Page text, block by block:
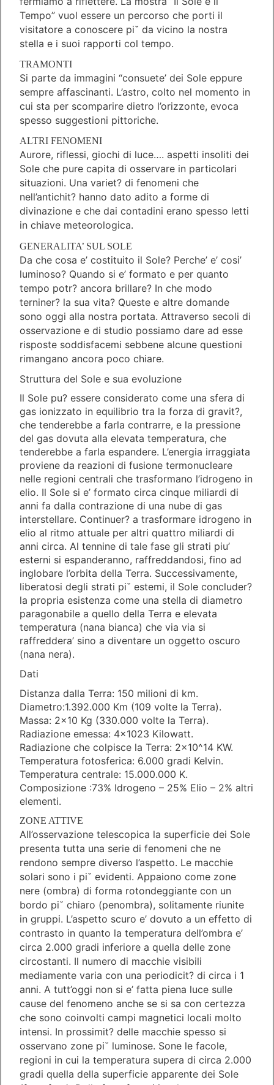
Tempo” vuol essere un percorso che porti il
visitatore a conoscere pi˘ da vicino la nostra
stella e i suoi rapporti col tempo.
TRAMONTI
Si parte da immagini “consuete’ dei Sole eppure
sempre affascinanti. L’astro, colto nel momento in
cui sta per scomparire dietro l’orizzonte, evoca
spesso suggestioni pittoriche.
ALTRI FENOMENI
Aurore, riflessi, giochi di luce…. aspetti insoliti dei
Sole che pure capita di osservare in particolari
situazioni. Una variet? di fenomeni che
nell’antichit? hanno dato adito a forme di
divinazione e che dai contadini erano spesso letti
in chiave meteorologica.
GENERALITA’ SUL SOLE
Da che cosa e’ costituito il Sole? Perche’ e’ cosi’
luminoso? Quando si e’ formato e per quanto
tempo potr? ancora brillare? In che modo
terniner? la sua vita? Queste e altre domande
sono oggi alla nostra portata. Attraverso secoli di
osservazione e di studio possiamo dare ad esse
risposte soddisfacemi sebbene alcune questioni
rimangano ancora poco chiare.
Struttura del Sole e sua evoluzione
Il Sole pu? essere considerato come una sfera di
gas ionizzato in equilibrio tra la forza di gravit?,
che tenderebbe a farla contrarre, e la pressione
del gas dovuta alla elevata temperatura, che
tenderebbe a farla espandere. L’energia irraggiata
proviene da reazioni di fusione termonucleare
nelle regioni centrali che trasformano l’idrogeno in
elio. Il Sole si e’ formato circa cinque miliardi di
anni fa dalla contrazione di una nube di gas
interstellare. Continuer? a trasformare idrogeno in
elio al ritmo attuale per altri quattro miliardi di
anni circa. Al tennine di tale fase gli strati piu’
esterni si espanderanno, raffreddandosi, fino ad
inglobare l’orbita della Terra. Successivamente,
liberatosi degli strati pi˘ estemi, il Sole concluder?
la propria esistenza come una stella di diametro
paragonabile a quello della Terra e elevata
temperatura (nana bianca) che via via si
raffreddera’ sino a diventare un oggetto oscuro
(nana nera).
Dati
Distanza dalla Terra: 150 milioni di km.
Diametro:1.392.000 Km (109 volte la Terra).
Massa: 2×10 Kg (330.000 volte la Terra).
Radiazione emessa: 4×1023 Kilowatt.
Radiazione che colpisce la Terra: 2×10^14 KW.
Temperatura fotosferica: 6.000 gradi Kelvin.
Temperatura centrale: 15.000.000 K.
Composizione :73% Idrogeno – 25% Elio – 2% altri
elementi.
ZONE ATTIVE
All’osservazione telescopica la superficie dei Sole
presenta tutta una serie di fenomeni che ne
rendono sempre diverso l’aspetto. Le macchie
solari sono i pi˘ evidenti. Appaiono come zone
nere (ombra) di forma rotondeggiante con un
bordo pi˘ chiaro (penombra), solitamente riunite
in gruppi. L’aspetto scuro e’ dovuto a un effetto di
contrasto in quanto la temperatura dell’ombra e’
circa 2.000 gradi inferiore a quella delle zone
circostanti. Il numero di macchie visibili
mediamente varia con una periodicit? di circa i 1
anni. A tutt’oggi non si e’ fatta piena luce sulle
cause del fenomeno anche se si sa con certezza
che sono coinvolti campi magnetici locali molto
intensi. In prossimit? delle macchie spesso si
osservano zone pi˘ luminose. Sone le facole,
regioni in cui la temperatura supera di circa 2.000
gradi quella della superficie apparente dei Sole